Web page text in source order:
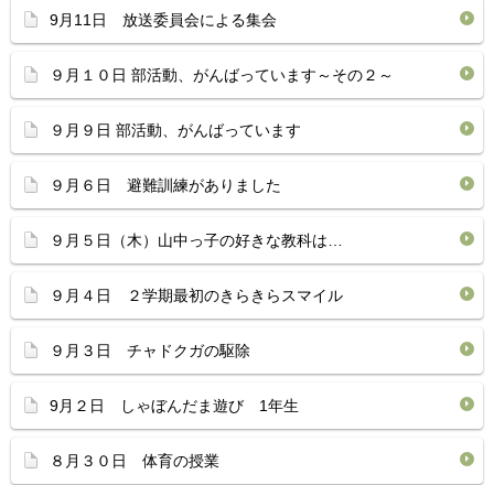
9月11日 放送委員会による集会
９月１０日 部活動、がんばっています～その２～
９月９日 部活動、がんばっています
９月６日 避難訓練がありました
９月５日（木）山中っ子の好きな教科は…
９月４日 ２学期最初のきらきらスマイル
９月３日 チャドクガの駆除
9月２日 しゃぼんだま遊び 1年生
８月３０日 体育の授業